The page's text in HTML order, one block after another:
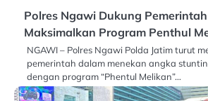
Polres Ngawi Dukung
Maksimalkan Program Penthul
NGAWI – Polres Ngawi Polda Jatim turut
pemerintah dalam menekan angka
dengan program “Phentul Melikan”…